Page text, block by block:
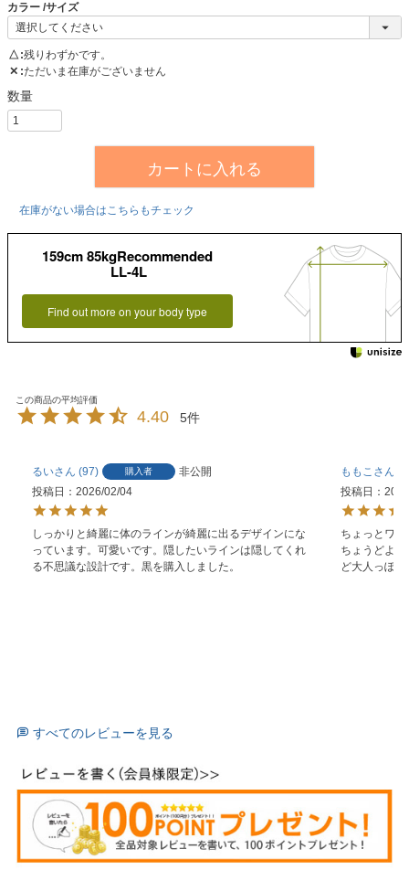
カラー サイズ
△ 残りわずかです。
✕ ただいま在庫がございません
カートに入れる
在庫がない場合はこちらもチェック
159cm 85kgRecommended
LL-4L
Find out more on your body type
4.40 5
るい 97 購入者
非公開
投稿日
2026/02/04
しっかりと綺麗に体のラインが綺麗に出るデザインにな
っています。可愛いです。隠したいラインは隠してくれ
る不思議な設計です。黒を購入しました。
ももこ
投稿日
ちょっとワ
ちょうどよ
ど大人っぽ
すべてのレビューを見る